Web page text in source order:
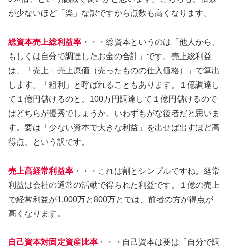
が少ないほど「楽」な訳ですから点数も高くなります。
総資本売上総利益率 ・・・総資本というのは「他人から、
もしくは自分で調達したお金の合計」です。売上総利益
は、「売上－売上原価（売ったものの仕入価格）」で算出
します。「粗利」と呼ばれることもあります。１億調達し
て１億円儲けるのと、100万円調達して１億円儲けるので
はどちらが優秀でしょうか。いわずもがな後者だと思いま
す。要は「少ない資本で大きな利益」を出せば出すほど高
得点、という訳です。
売上高経常利益率 ・・・これは割とシンプルですね。経常
利益は会社の通常の活動で得られた利益です。１億の売上
で経常利益が1,000万と800万とでは、前者の方が得点が
高くなります。
自己資本対固定資産比率 ・・・自己資本は要は「自分で調